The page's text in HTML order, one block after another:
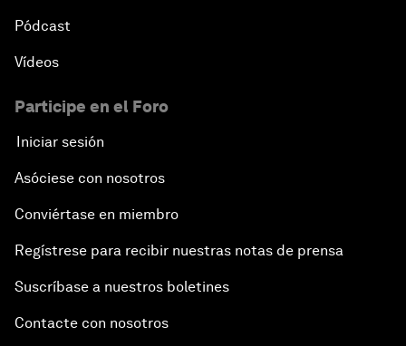
Pódcast
Vídeos
Participe en el Foro
Iniciar sesión
Asóciese con nosotros
Conviértase en miembro
Regístrese para recibir nuestras notas de prensa
Suscríbase a nuestros boletines
Contacte con nosotros